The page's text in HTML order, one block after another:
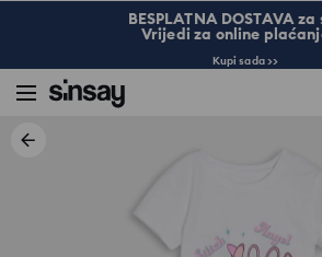
BESPLATNA DOSTAVA za
Vrijedi za online
Kupi sada >>